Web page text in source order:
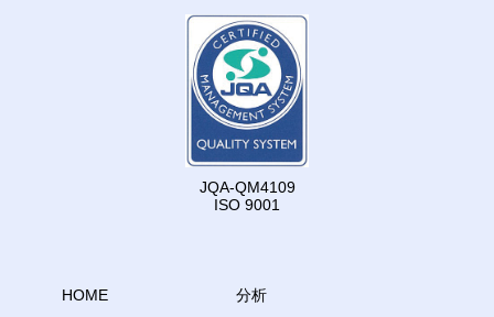
JQA-QM4109
ISO 9001
HOME
分析